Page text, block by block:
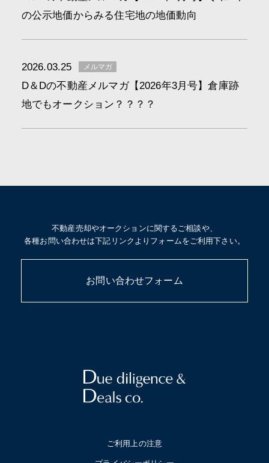
の公示地価からみる住宅地の地価動向
2026.03.25 メルマガ
D＆Dの不動産メルマガ【2026年3月号】倉庫跡
地でもオークション？？？？
不動産売却やオークションに関するご相談や、
各種お問い合わせは下記リンクよりフォームをご利用下さい。
お問い合わせフォーム
ご利用上の注意